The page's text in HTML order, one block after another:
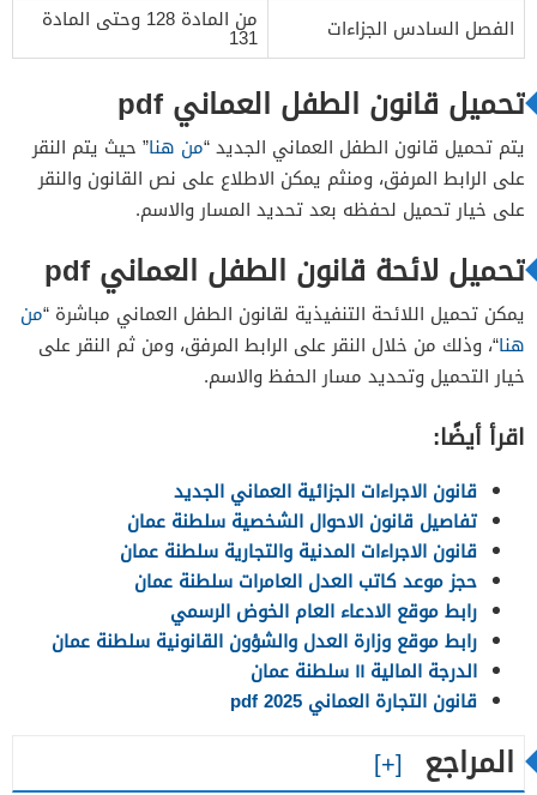
الفصل السادس الجزاءات
من المادة 128 وحتى المادة
131
تحميل قانون الطفل العماني pdf
يتم تحميل قانون الطفل العماني الجديد “من هنا” حيث يتم النقر
على الرابط المرفق، ومنثم يمكن الاطلاع على نص القانون والنقر
على خيار تحميل لحفظه بعد تحديد المسار والاسم.
تحميل لائحة قانون الطفل العماني pdf
يمكن تحميل اللائحة التنفيذية لقانون الطفل العماني مباشرة “من
هنا“، وذلك من خلال النقر على الرابط المرفق، ومن ثم النقر على
خيار التحميل وتحديد مسار الحفظ والاسم.
اقرأ أيضًا:
قانون الاجراءات الجزائية العماني الجديد
تفاصيل قانون الاحوال الشخصية سلطنة عمان
قانون الاجراءات المدنية والتجارية سلطنة عمان
حجز موعد كاتب العدل العامرات سلطنة عمان
رابط موقع الادعاء العام الخوض الرسمي
رابط موقع وزارة العدل والشؤون القانونية سلطنة عمان
الدرجة المالية ١١ سلطنة عمان
قانون التجارة العماني 2025 pdf
المراجع